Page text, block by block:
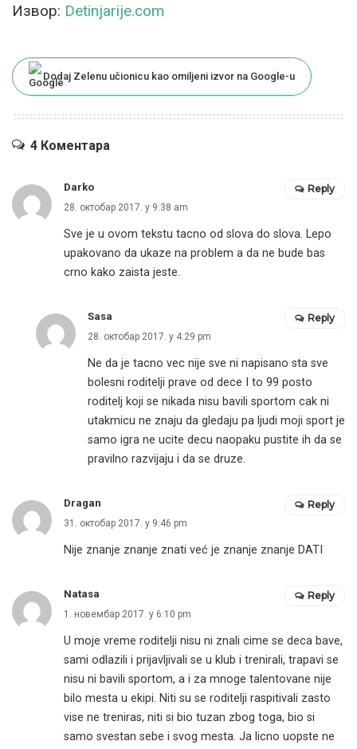
Извор: Detinjarije.com
Dodaj Zelenu učionicu kao omiljeni izvor na Google-u
4 Коментара
Darko
28. октобар 2017. у 9:38 am
Sve je u ovom tekstu tacno od slova do slova. Lepo
upakovano da ukaze na problem a da ne bude bas
crno kako zaista jeste.
Reply
Sasa
28. октобар 2017. у 4:29 pm
Ne da je tacno vec nije sve ni napisano sta sve
bolesni roditelji prave od dece I to 99 posto
roditelj koji se nikada nisu bavili sportom cak ni
utakmicu ne znaju da gledaju pa ljudi moji sport je
samo igra ne ucite decu naopaku pustite ih da se
pravilno razvijaju i da se druze.
Reply
Dragan
31. октобар 2017. у 9:46 pm
Nije znanje znanje znati već je znanje znanje DATI
Reply
Natasa
1. новембар 2017. у 6:10 pm
U moje vreme roditelji nisu ni znali cime se deca bave,
sami odlazili i prijavljivali se u klub i trenirali, trapavi se
nisu ni bavili sportom, a i za mnoge talentovane nije
bilo mesta u ekipi. Niti su se roditelji raspitivali zasto
vise ne treniras, niti si bio tuzan zbog toga, bio si
samo svestan sebe i svog mesta. Ja licno uopste ne
Reply